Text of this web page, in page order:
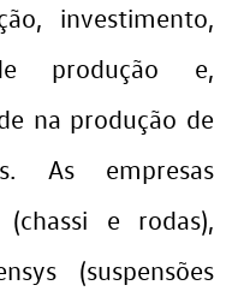
investimento,
produção e,
na produção de
As empresas
e rodas),
(suspensões